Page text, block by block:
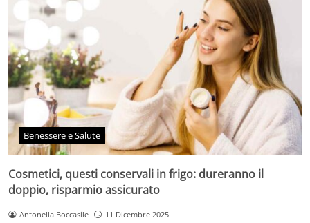
Benessere e Salute
Cosmetici, questi conservali in frigo: dureranno il
doppio, risparmio assicurato
Antonella Boccasile 11 Dicembre 2025